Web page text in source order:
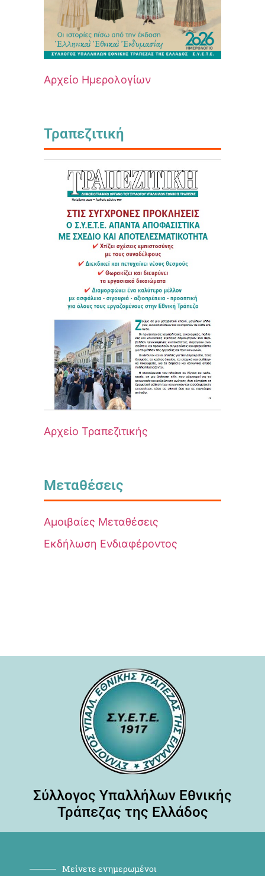
Αρχείο Ημερολογίων
Τραπεζιτική
Αρχείο Τραπεζιτικής
Μεταθέσεις
Αμοιβαίες Μεταθέσεις
Εκδήλωση Ενδιαφέροντος
Σύλλογος Υπαλλήλων Εθνικής
Τράπεζας της Ελλάδος
Μείνετε ενημερωμένοι